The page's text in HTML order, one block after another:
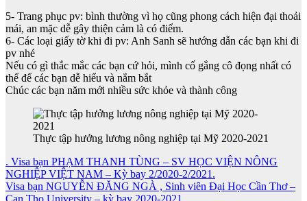
5- Trang phục pv: bình thường vì họ cũng phong cách hiện đại thoải
mái, an mặc dễ gây thiện cảm là có điểm.
6- Các loại giấy tờ khi đi pv: Anh Sanh sẽ hướng dẫn các bạn khi đi
pv nhé
Nếu có gì thắc mắc các bạn cứ hỏi, mình cố gắng cô đọng nhất có
thể để các bạn dễ hiểu và nắm bắt
Chúc các bạn năm mới nhiều sức khỏe và thành công
Thực tập hưởng lương nông nghiệp tại Mỹ 2020-2021
Điều
hướng
. Visa bạn PHẠM THANH TÙNG – SV HỌC VIỆN NÔNG
NGHIỆP VIỆT NAM – Kỳ bay 2/2020-2/2021.
Visa bạn NGUYỄN ĐĂNG NGÀ , Sinh viên Đại Học Cần Thơ –